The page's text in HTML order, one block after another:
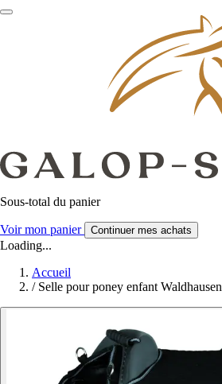
Sous-total du panier
Voir mon panier Continuer mes achats
Loading...
Accueil
/ Selle pour poney enfant Waldhausen